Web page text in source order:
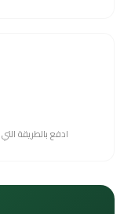
ادفع بالطريقة